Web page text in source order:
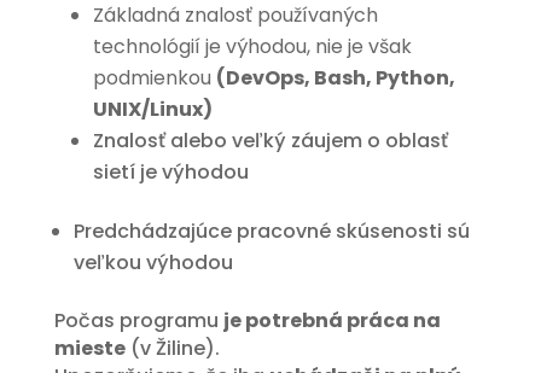
Základná znalosť používaných
technológií je výhodou, nie je však
podmienkou (DevOps, Bash, Python,
UNIX/Linux)
Znalosť alebo veľký záujem o oblasť
sietí je výhodou
Predchádzajúce pracovné skúsenosti sú
veľkou výhodou
Počas programu je potrebná práca na
mieste(v Žiline).